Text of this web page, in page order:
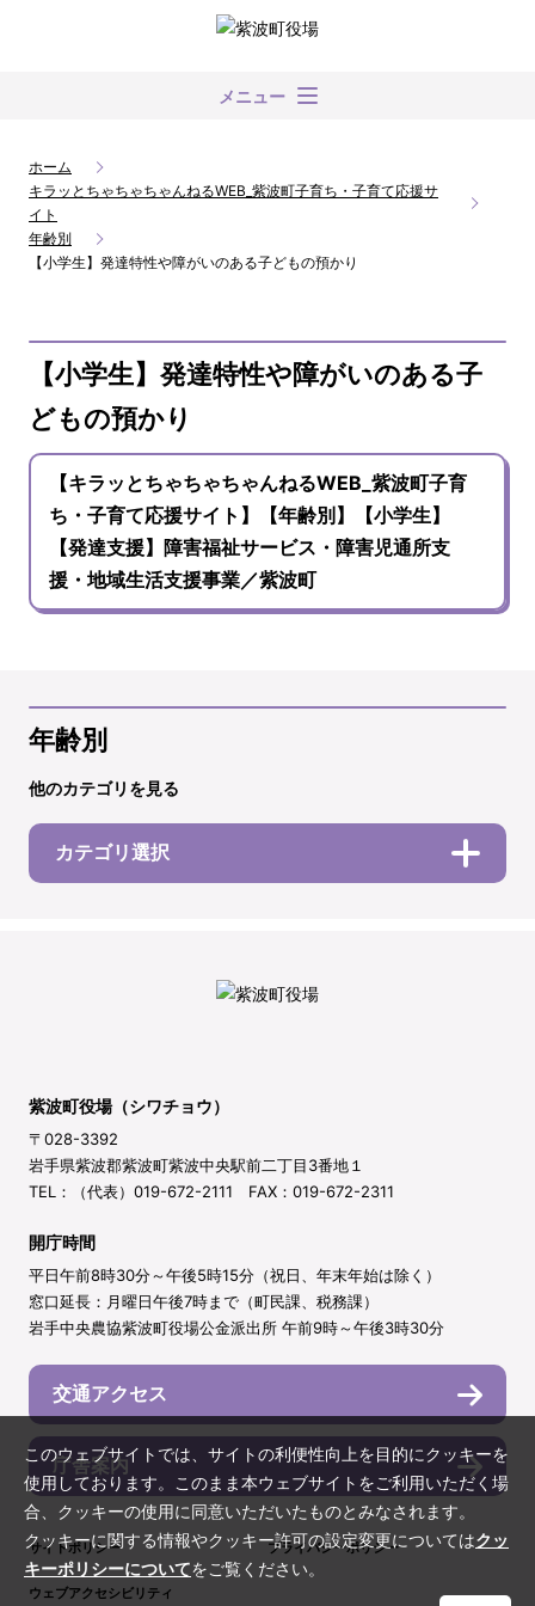
メニュー
ホーム
キラッとちゃちゃちゃんねるWEB_紫波町子育ち・子育て応援サ
イト
年齢別
【小学生】発達特性や障がいのある子どもの預かり
【小学生】発達特性や障がいのある子
どもの預かり
【キラッとちゃちゃちゃんねるWEB_紫波町子育
ち・子育て応援サイト】【年齢別】【小学生】
【発達支援】障害福祉サービス・障害児通所支
援・地域生活支援事業／紫波町
年齢別
他のカテゴリを見る
カテゴリ選択
紫波町役場（シワチョウ）
〒028-3392
岩手県紫波郡紫波町紫波中央駅前二丁目3番地１
TEL：（代表）019-672-2111 FAX：019-672-2311
開庁時間
平日午前8時30分～午後5時15分（祝日、年末年始は除く）
窓口延長：月曜日午後7時まで（町民課、税務課）
岩手中央農協紫波町役場公金派出所 午前9時～午後3時30分
交通アクセス
庁舎案内
サイトポリシー プライバシーポリシー
ウェブアクセシビリティ
このウェブサイトでは、サイトの利便性向上を目的にクッキーを
使用しております。このまま本ウェブサイトをご利用いただく場
合、クッキーの使用に同意いただいたものとみなされます。
クッキーに関する情報やクッキー許可の設定変更についてはクッ
キーポリシーについてをご覧ください。